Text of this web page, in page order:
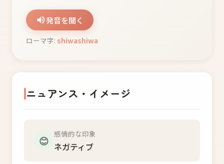
発音を聞く
ローマ字: shiwashiwa
ニュアンス・イメージ
😊 感情的な印象
ネガティブ